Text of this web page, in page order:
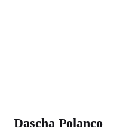
Dascha Polanco